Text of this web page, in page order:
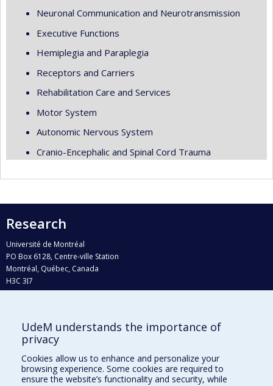
Neuronal Communication and Neurotransmission
Executive Functions
Hemiplegia and Paraplegia
Receptors and Carriers
Rehabilitation Care and Services
Motor System
Autonomic Nervous System
Cranio-Encephalic and Spinal Cord Trauma
Research
Université de Montréal
PO Box 6128, Centre-ville Station
Montréal, Québec, Canada
H3C 3J7
Who does what?
Find us
Site map
UdeM understands the importance of
privacy
Cookies allow us to enhance and personalize your
browsing experience. Some cookies are required to
ensure the website’s functionality and security, while